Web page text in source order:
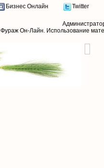
Бизнес Онлайн Twitter
Фураж Он-Лайн. Использование